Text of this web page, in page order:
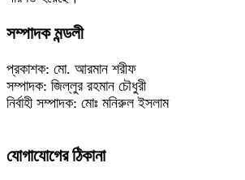
সম্পাদক মন্ডলী
প্রকাশক: মো. আরমান শরীফ
সম্পাদক: জিল্লুর রহমান চৌধুরী
নির্বাহী সম্পাদক: মোঃ মনিরুল ইসলাম
যোগাযোগের ঠিকানা